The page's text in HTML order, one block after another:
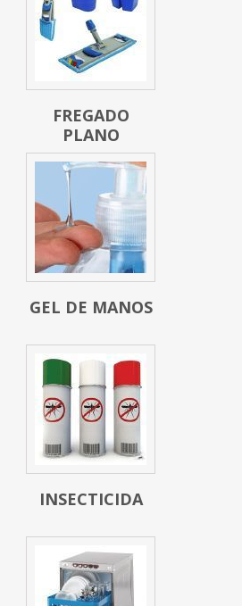
FREGADO
PLANO
GEL DE MANOS
INSECTICIDA